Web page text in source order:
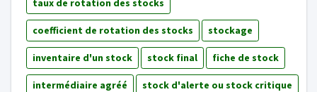
taux de rotation des stocks
coefficient de rotation des stocks stockage
inventaire d'un stock stock final fiche de stock
intermédiaire agréé stock d'alerte ou stock critique